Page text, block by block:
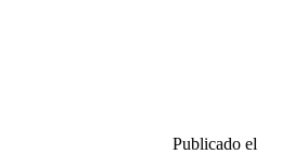
Publicado el